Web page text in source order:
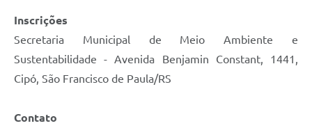
Gestão Fiscal
Colaborador
Inscrições
Secretaria Municipal de Meio Ambiente e
Sustentabilidade - Avenida Benjamin Constant, 1441,
Cipó, São Francisco de Paula/RS
Contato